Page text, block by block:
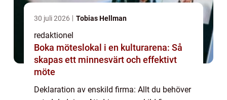
30 juli 2026 Tobias Hellman
redaktionel
Boka möteslokal i en kulturarena: Så
skapas ett minnesvärt och effektivt
möte
Deklaration av enskild firma: Allt du behöver